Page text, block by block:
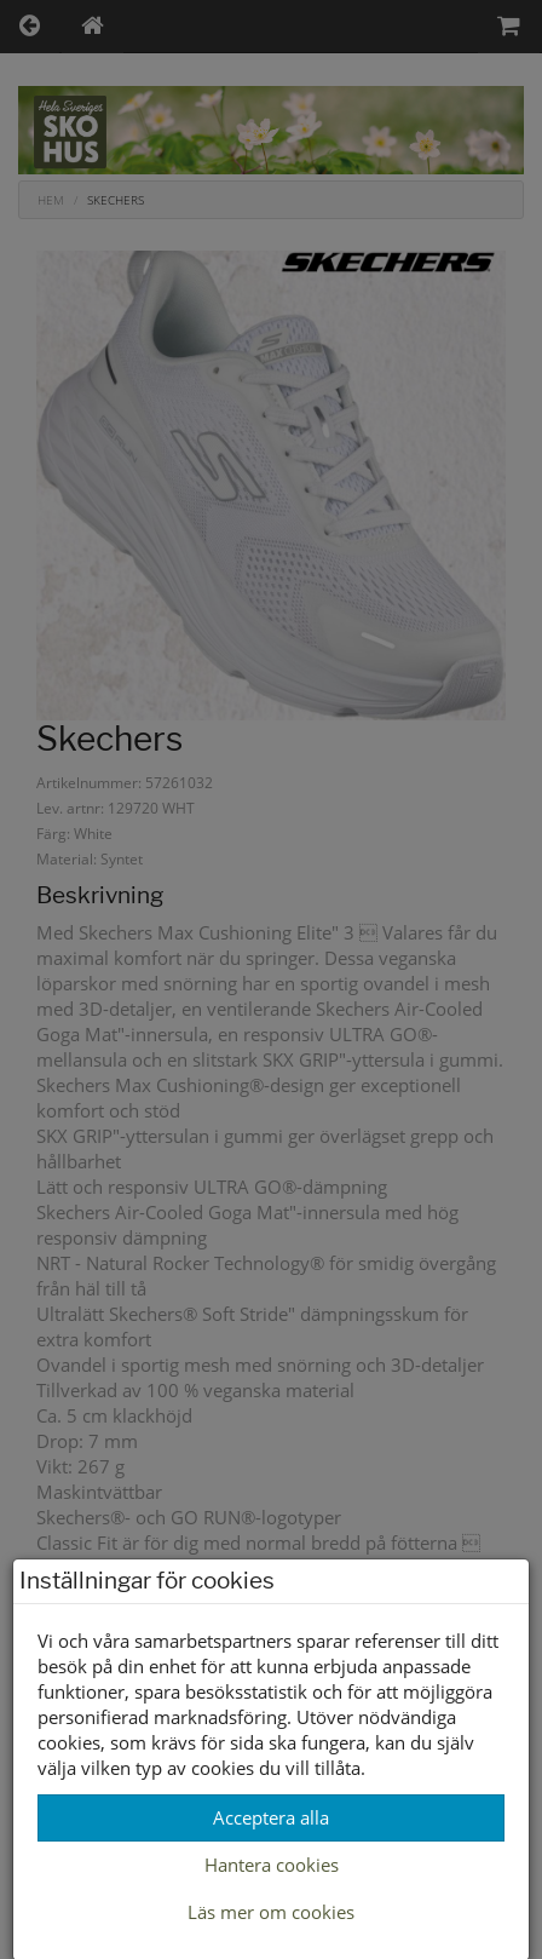
HEM SKECHERS
Skechers
Artikelnummer: 57261032
Lev. artnr: 129720 WHT
Färg: White
Material: Syntet
Beskrivning
Med Skechers Max Cushioning Elite" 3  Valares får du
maximal komfort när du springer. Dessa veganska
löparskor med snörning har en sportig ovandel i mesh
med 3D-detaljer, en ventilerande Skechers Air-Cooled
Goga Mat"-innersula, en responsiv ULTRA GO®-
mellansula och en slitstark SKX GRIP"-yttersula i gummi.
Skechers Max Cushioning®-design ger exceptionell
komfort och stöd
SKX GRIP"-yttersulan i gummi ger överlägset grepp och
hållbarhet
Lätt och responsiv ULTRA GO®-dämpning
Skechers Air-Cooled Goga Mat"-innersula med hög
responsiv dämpning
NRT - Natural Rocker Technology® för smidig övergång
från häl till tå
Ultralätt Skechers® Soft Stride" dämpningsskum för
extra komfort
Ovandel i sportig mesh med snörning och 3D-detaljer
Tillverkad av 100 % veganska material
Ca. 5 cm klackhöjd
Drop: 7 mm
Vikt: 267 g
Maskintvättbar
Skechers®- och GO RUN®-logotyper
Classic Fit är för dig med normal bredd på fötterna 
det är vår mest traditionella passform. Med Classic Fit
får du vår mest populära passform som ger komfort
Om dina fötter har normal bredd men ändå behöver
välbefinnande och komfort är Classic Fit rätt passform
för dig.
1495 kr 1046 kr
Storleksguide
Visa prishistorik
ENDAST I BUTIK
Inställningar för cookies
Vi och våra samarbetspartners sparar referenser till ditt
besök på din enhet för att kunna erbjuda anpassade
funktioner, spara besöksstatistik och för att möjliggöra
personifierad marknadsföring. Utöver nödvändiga
cookies, som krävs för sida ska fungera, kan du själv
välja vilken typ av cookies du vill tillåta.
Acceptera alla
Hantera cookies
Läs mer om cookies